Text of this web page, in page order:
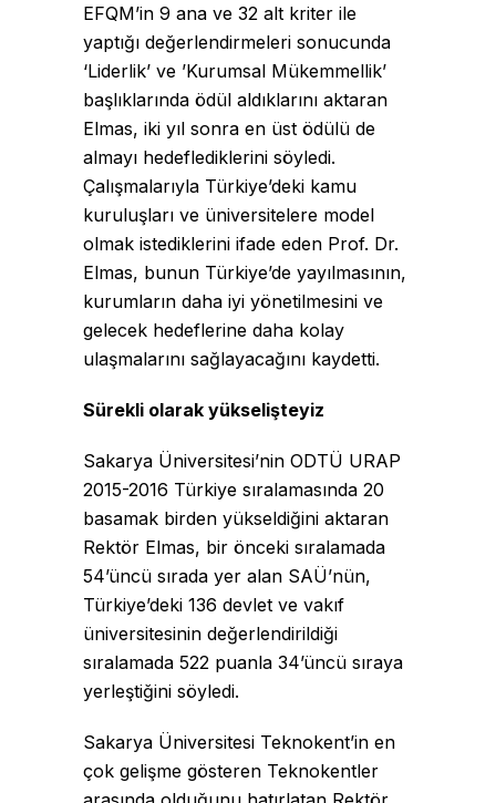
EFQM’in 9 ana ve 32 alt kriter ile
yaptığı değerlendirmeleri sonucunda
‘Liderlik’ ve ’Kurumsal Mükemmellik’
başlıklarında ödül aldıklarını aktaran
Elmas, iki yıl sonra en üst ödülü de
almayı hedeflediklerini söyledi.
Çalışmalarıyla Türkiye’deki kamu
kuruluşları ve üniversitelere model
olmak istediklerini ifade eden Prof. Dr.
Elmas, bunun Türkiye’de yayılmasının,
kurumların daha iyi yönetilmesini ve
gelecek hedeflerine daha kolay
ulaşmalarını sağlayacağını kaydetti.
Sürekli olarak yükselişteyiz
Sakarya Üniversitesi’nin ODTÜ URAP
2015-2016 Türkiye sıralamasında 20
basamak birden yükseldiğini aktaran
Rektör Elmas, bir önceki sıralamada
54’üncü sırada yer alan SAÜ’nün,
Türkiye’deki 136 devlet ve vakıf
üniversitesinin değerlendirildiği
sıralamada 522 puanla 34’üncü sıraya
yerleştiğini söyledi.
Sakarya Üniversitesi Teknokent’in en
çok gelişme gösteren Teknokentler